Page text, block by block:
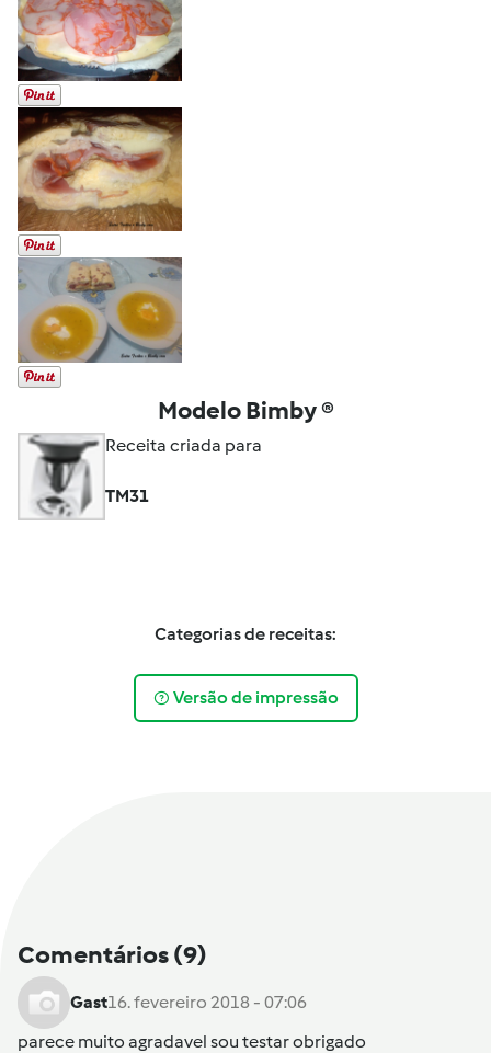
Modelo Bimby ®
Receita criada para
TM31
Categorias de receitas:
Versão de impressão
Comentários(9)
Gast16. fevereiro 2018 - 07:06
parece muito agradavel sou testar obrigado